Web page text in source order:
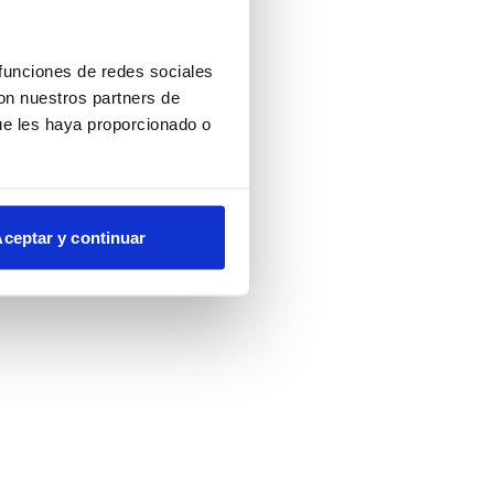
de redes sociales
nuestros partners de
les haya proporcionado o
y continuar
information).